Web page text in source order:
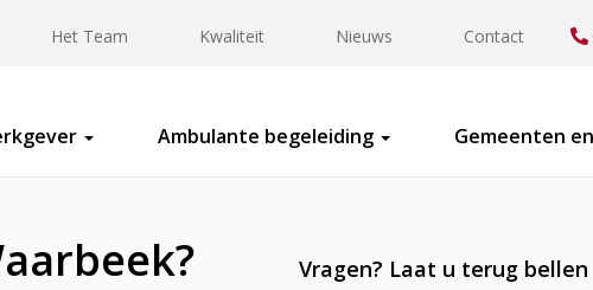
Het Team Kwaliteit Nieuws Contact
Ambulante begeleiding Gemeenten
Vragen? Laat u terug bellen